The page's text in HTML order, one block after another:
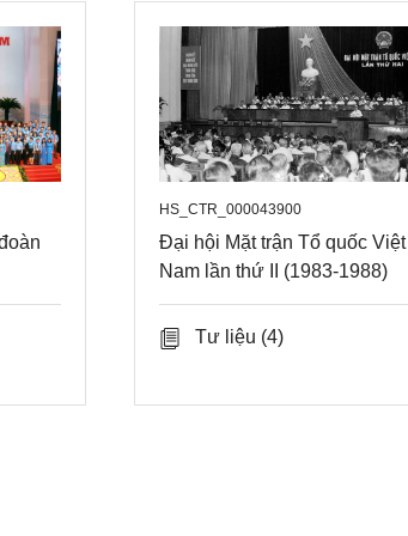
1/7/2025)
HS_CTR_000043900
Đại hội Mặt trận Tổ quốc Việt
Nam lần thứ II (1983-1988)
Tư liệu (4)